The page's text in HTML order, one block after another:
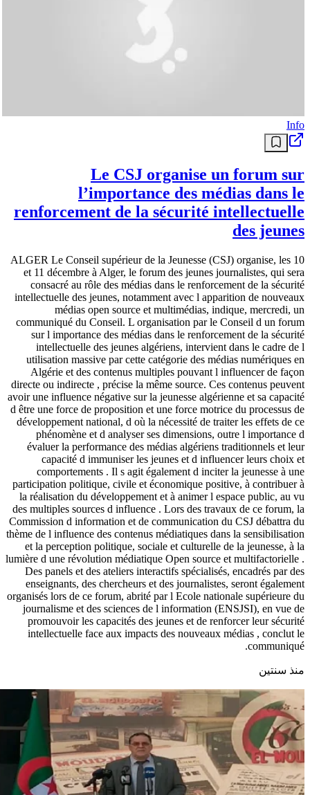
Info
Le CSJ organise un forum sur
l’importance des médias dans le
renforcement de la sécurité intellectuelle
des jeunes
ALGER Le Conseil supérieur de la Jeunesse (CSJ) organise, les 10
et 11 décembre à Alger, le forum des jeunes journalistes, qui sera
consacré au rôle des médias dans le renforcement de la sécurité
intellectuelle des jeunes, notamment avec l apparition de nouveaux
médias open source et multimédias, indique, mercredi, un
communiqué du Conseil. L organisation par le Conseil d un forum
sur l importance des médias dans le renforcement de la sécurité
intellectuelle des jeunes algériens, intervient dans le cadre de l
utilisation massive par cette catégorie des médias numériques en
Algérie et des contenus multiples pouvant l influencer de façon
directe ou indirecte , précise la même source. Ces contenus peuvent
avoir une influence négative sur la jeunesse algérienne et sa capacité
d être une force de proposition et une force motrice du processus de
développement national, d où la nécessité de traiter les effets de ce
phénomène et d analyser ses dimensions, outre l importance d
évaluer la performance des médias algériens traditionnels et leur
capacité d immuniser les jeunes et d influencer leurs choix et
comportements . Il s agit également d inciter la jeunesse à une
participation politique, civile et économique positive, à contribuer à
la réalisation du développement et à animer l espace public, au vu
des multiples sources d influence . Lors des travaux de ce forum, la
Commission d information et de communication du CSJ débattra du
thème de l influence des contenus médiatiques dans la sensibilisation
et la perception politique, sociale et culturelle de la jeunesse, à la
lumière d une révolution médiatique Open source et multifactorielle .
Des panels et des ateliers interactifs spécialisés, encadrés par des
enseignants, des chercheurs et des journalistes, seront également
organisés lors de ce forum, abrité par l Ecole nationale supérieure du
journalisme et des sciences de l information (ENSJSI), en vue de
promouvoir les capacités des jeunes et de renforcer leur sécurité
intellectuelle face aux impacts des nouveaux médias , conclut le
communiqué.
منذ سنتين